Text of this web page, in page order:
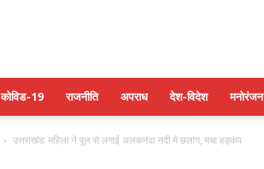
कोविड-19 राजनीति अपराध देश-विदेश मनोरंजन
उत्तराखंड: महिला ने पुल से लगाई अलकनंदा नदी में छलांग, मचा हड़कंप